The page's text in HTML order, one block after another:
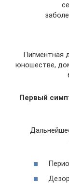
Пигментная
юношестве,
Первый